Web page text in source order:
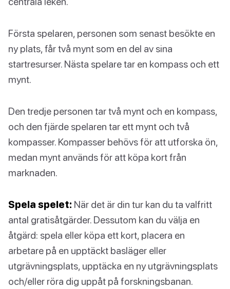
Första spelaren, personen som senast besökte en
ny plats, får två mynt som en del av sina
startresurser. Nästa spelare tar en kompass och ett
mynt.
Den tredje personen tar två mynt och en kompass,
och den fjärde spelaren tar ett mynt och två
kompasser. Kompasser behövs för att utforska ön,
medan mynt används för att köpa kort från
marknaden.
Spela spelet: När det är din tur kan du ta valfritt
antal gratisåtgärder. Dessutom kan du välja en
åtgärd: spela eller köpa ett kort, placera en
arbetare på en upptäckt basläger eller
utgrävningsplats, upptäcka en ny utgrävningsplats
och/eller röra dig uppåt på forskningsbanan.